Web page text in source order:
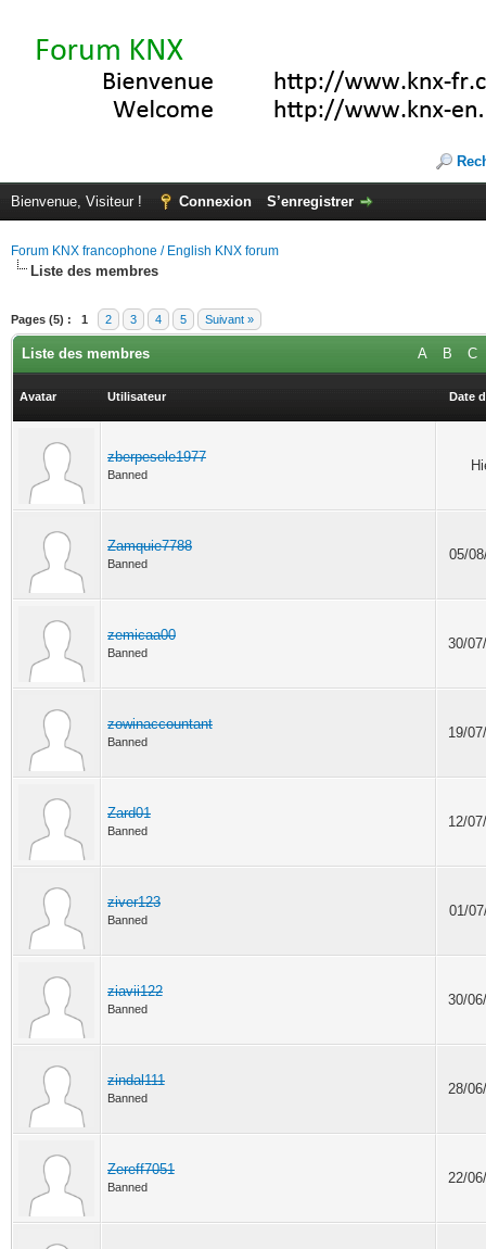
Bienvenue, Visiteur ! Connexion S’enregistrer
Forum KNX francophone / English KNX forum
Liste des membres
Pages (5) : 1 2 3 4 5 Suivant »
A B C
Liste des membres
Avatar Utilisateur Date
zberpesele1977
Banned
Zamquie7788
Banned
05/
zemicaa00
Banned
30/
zowinaccountant
Banned
19/
Zard01
Banned
12/
ziver123
Banned
01/
ziavii122
Banned
30/
zindal111
Banned
28/
Zereff7051
Banned
22/